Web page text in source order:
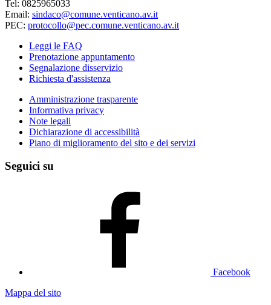
Tel: 0825965033
Email: sindaco@comune.venticano.av.it
PEC: protocollo@pec.comune.venticano.av.it
Leggi le FAQ
Prenotazione appuntamento
Segnalazione disservizio
Richiesta d'assistenza
Amministrazione trasparente
Informativa privacy
Note legali
Dichiarazione di accessibilità
Piano di miglioramento del sito e dei servizi
Seguici su
Facebook
Mappa del sito